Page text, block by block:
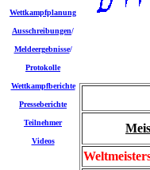
Wettkampfplanung
Ausschreibungen/
Meldeergebnisse/
Protokolle
Wettkampfberichte
Presseberichte
Teilnehmer
Videos